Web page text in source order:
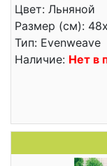
Цвет: Льняной
Размер (см):
Тип: Evenweave
Наличие: Нет в